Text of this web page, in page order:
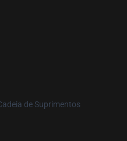
de Suprimentos